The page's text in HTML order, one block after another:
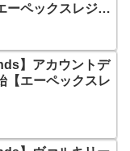
ーペックスレジェ
】アカウントデ
【エーペックスレ